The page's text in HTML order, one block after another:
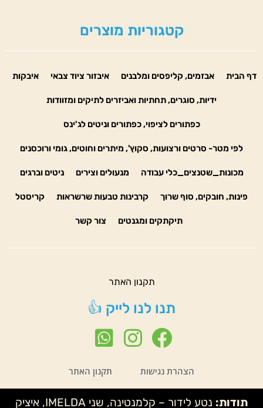
קטגוריות מוצרים
דף הבית אבזמים, קליפסים ומלבנים איבזור ציוד צבאי איבקות
ידיות, סוגרים, תחתיות ואביזרים לתיקים ומזוודות
כפתורים לציפוי, כפתורים וניטים לג'ינס
לפי מטר- סרטים ורצועות, סקוץ', מיתרים וחוטים, גומי ורוכסנים
מכונות_שטנצים_כלי עבודה מנעולים וצירים ניטים וברגים
פינות, חובקים, סוף שרוך קרבינות טבעות שרשראות קריסטל
תיקתקים ומגנטים צור קשר
תקנון האתר
תנו לנו לייק 👍
הצהרת נגישות תקנון האתר
תודות: נטע לידור – קלמנטינה, שני IMELDA, איציק